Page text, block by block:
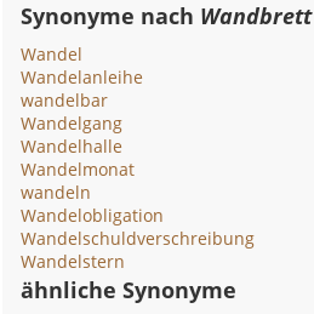
Synonyme nach Wandbrett
Wandel
Wandelanleihe
wandelbar
Wandelgang
Wandelhalle
Wandelmonat
wandeln
Wandelobligation
Wandelschuldverschreibung
Wandelstern
ähnliche Synonyme